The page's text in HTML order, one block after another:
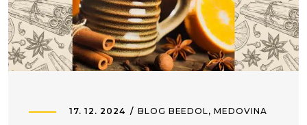
17. 12. 2024 BLOG BEEDOL,MEDOVINA